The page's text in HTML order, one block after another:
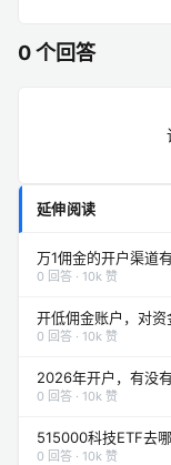
0 个回答
延伸阅读
万1佣金的开户渠道
0 回答 · 10k 赞
开低佣金账户，对资
0 回答 · 10k 赞
2026年开户，有没
0 回答 · 10k 赞
515000科技ETF去
0 回答 · 10k 赞